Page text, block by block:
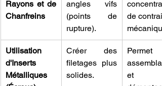
Rayons et de
Chanfreins
angles vifs
(points de
rupture).
de
Utilisation
d'Inserts
Métalliques
Créer des
filetages plus
solides.
Permet
et